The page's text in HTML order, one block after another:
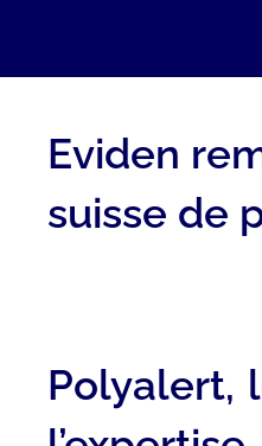
Eviden
suisse de
Polyalert,